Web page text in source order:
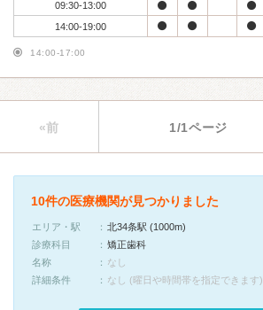
09:30-13:00
14:00-19:00
14:00-17:00
«前 1/1ページ
10件の医療機関が見つかりました
エリア・駅
北34条駅 (1000m)
診療科目
矯正歯科
名称
なし
詳細条件
なし (曜日や時間帯を指定できます)